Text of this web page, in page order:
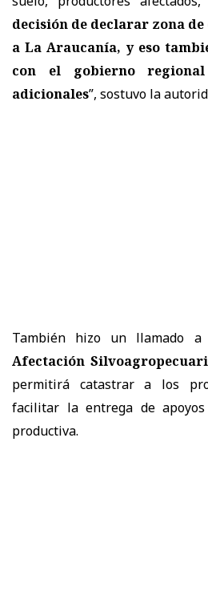
decisión de declarar zona
a La Araucanía, y eso
con el gobierno
adicionales”, sostuvo la
También hizo un llamado a
Afectación
permitirá catastrar a los
facilitar la entrega de
productiva.